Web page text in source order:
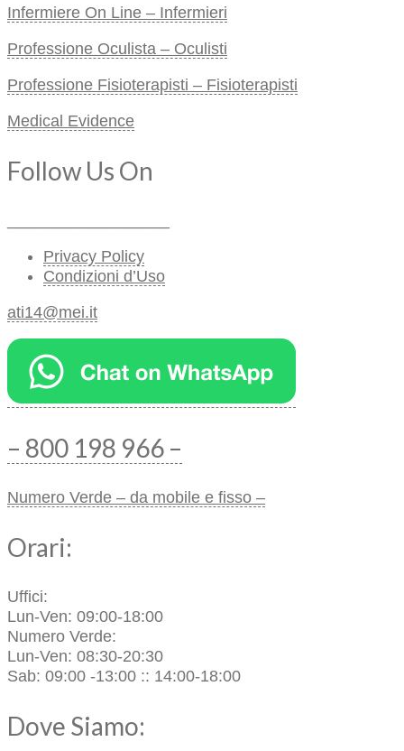
Infermiere On Line – Infermieri
Professione Oculista – Oculisti
Professione Fisioterapisti – Fisioterapisti
Medical Evidence
Follow Us On
Privacy Policy
Condizioni d’Uso
ati14@mei.it
– 800 198 966 –
Numero Verde – da mobile e fisso –
Orari:
Uffici:
Lun-Ven: 09:00-18:00
Numero Verde:
Lun-Ven: 08:30-20:30
Sab: 09:00 -13:00 :: 14:00-18:00
Dove Siamo: